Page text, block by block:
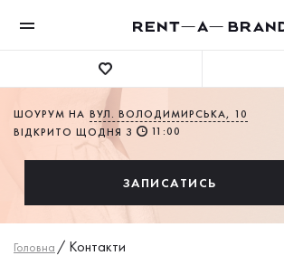
ШОУРУМ НА ВУЛ. ВОЛОДИМИРСЬКА, 10
ВІДКРИТО ЩОДНЯ З
11:00
ЗАПИСАТИСЬ
Головна / Контакти